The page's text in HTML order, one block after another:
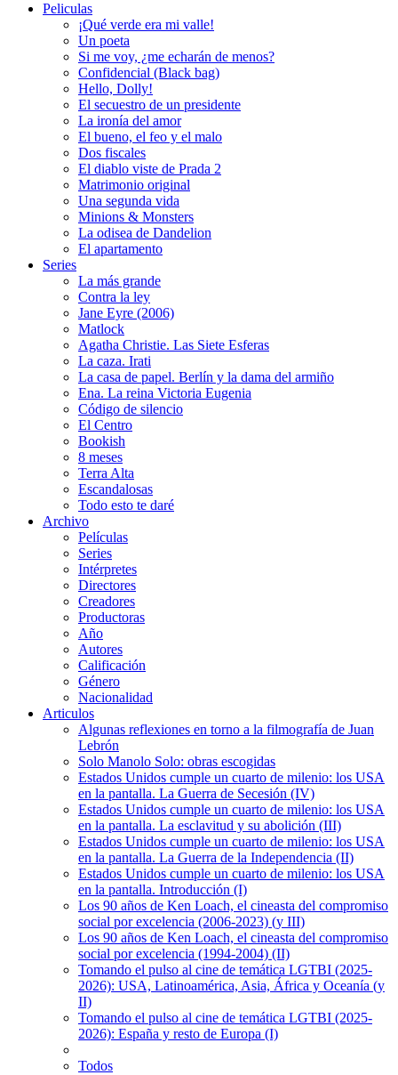
Peliculas
¡Qué verde era mi valle!
Un poeta
Si me voy, ¿me echarán de menos?
Confidencial (Black bag)
Hello, Dolly!
El secuestro de un presidente
La ironía del amor
El bueno, el feo y el malo
Dos fiscales
El diablo viste de Prada 2
Matrimonio original
Una segunda vida
Minions & Monsters
La odisea de Dandelion
El apartamento
Series
La más grande
Contra la ley
Jane Eyre (2006)
Matlock
Agatha Christie. Las Siete Esferas
La caza. Irati
La casa de papel. Berlín y la dama del armiño
Ena. La reina Victoria Eugenia
Código de silencio
El Centro
Bookish
8 meses
Terra Alta
Escandalosas
Todo esto te daré
Archivo
Películas
Series
Intérpretes
Directores
Creadores
Productoras
Año
Autores
Calificación
Género
Nacionalidad
Articulos
Algunas reflexiones en torno a la filmografía de Juan
Lebrón
Solo Manolo Solo: obras escogidas
Estados Unidos cumple un cuarto de milenio: los USA
en la pantalla. La Guerra de Secesión (IV)
Estados Unidos cumple un cuarto de milenio: los USA
en la pantalla. La esclavitud y su abolición (III)
Estados Unidos cumple un cuarto de milenio: los USA
en la pantalla. La Guerra de la Independencia (II)
Estados Unidos cumple un cuarto de milenio: los USA
en la pantalla. Introducción (I)
Los 90 años de Ken Loach, el cineasta del compromiso
social por excelencia (2006-2023) (y III)
Los 90 años de Ken Loach, el cineasta del compromiso
social por excelencia (1994-2004) (II)
Tomando el pulso al cine de temática LGTBI (2025-
2026): USA, Latinoamérica, Asia, África y Oceanía (y
II)
Tomando el pulso al cine de temática LGTBI (2025-
2026): España y resto de Europa (I)
Todos